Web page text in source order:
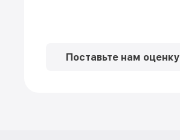
Поставьте нам оценку